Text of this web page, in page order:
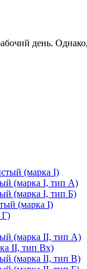
день.
(марка I)
(марка I, тип А)
(марка I, тип Б)
(марка I)
Г)
(марка II, тип А)
II, тип Вх)
(марка II, тип В)